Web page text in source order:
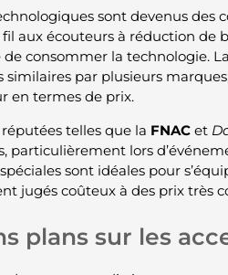
sont devenus des
aux écouteurs à réduction de
consommer la technologie.
similaires par plusieurs
en termes de prix.
telles que la FNACet
particulièrement lors
sont idéales pour
jugés coûteux à des prix très
plans sur les